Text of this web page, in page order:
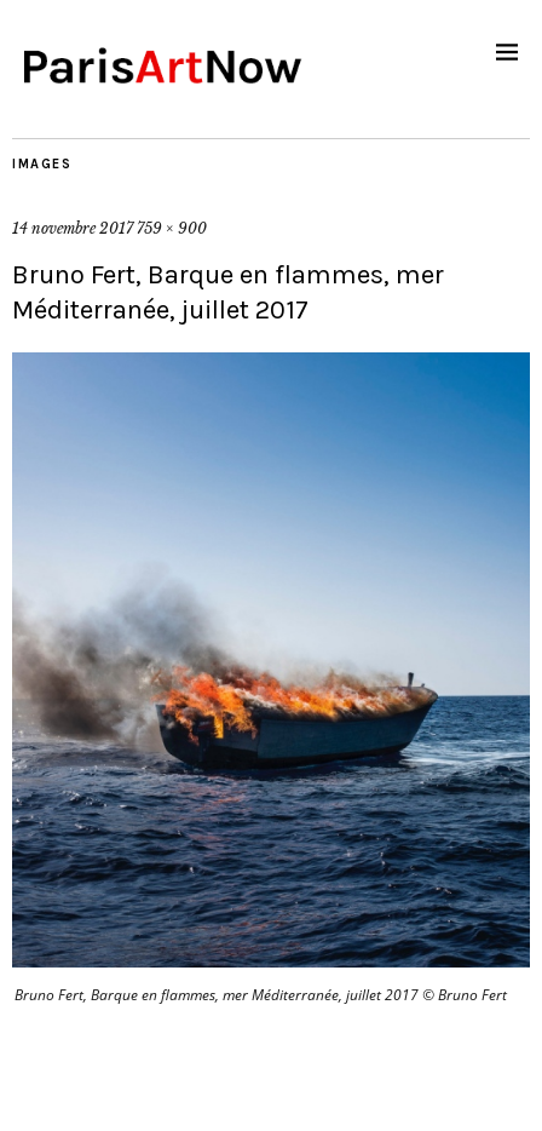
IMAGES
14 novembre 2017 759 × 900
Bruno Fert, Barque en flammes, mer
Méditerranée, juillet 2017
Bruno Fert, Barque en flammes, mer Méditerranée, juillet 2017 © Bruno Fert